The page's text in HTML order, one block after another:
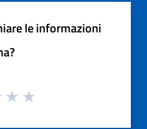
le informazioni